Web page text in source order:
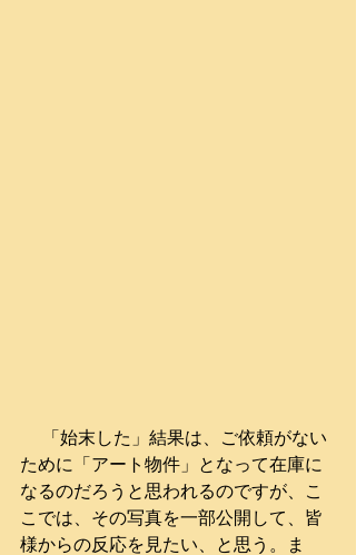
ために「アート物件」となって在庫に
なるのだろうと思われるのですが、こ
こでは、その写真を一部公開して、皆
様からの反応を見たい、と思う。ま